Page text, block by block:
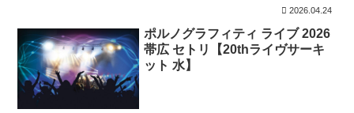
2026.04.24
ポルノグラフィティ ライブ 2026
帯広 セトリ【20thライヴサーキ
ット 水】